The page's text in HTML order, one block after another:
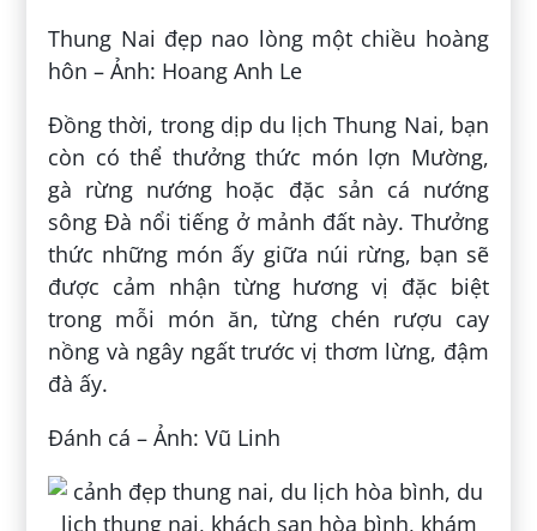
Thung Nai đẹp nao lòng một chiều hoàng
hôn – Ảnh: Hoang Anh Le
Đồng thời, trong dịp du lịch Thung Nai, bạn
còn có thể thưởng thức món lợn Mường,
gà rừng nướng hoặc đặc sản cá nướng
sông Đà nổi tiếng ở mảnh đất này. Thưởng
thức những món ấy giữa núi rừng, bạn sẽ
được cảm nhận từng hương vị đặc biệt
trong mỗi món ăn, từng chén rượu cay
nồng và ngây ngất trước vị thơm lừng, đậm
đà ấy.
Đánh cá – Ảnh: Vũ Linh